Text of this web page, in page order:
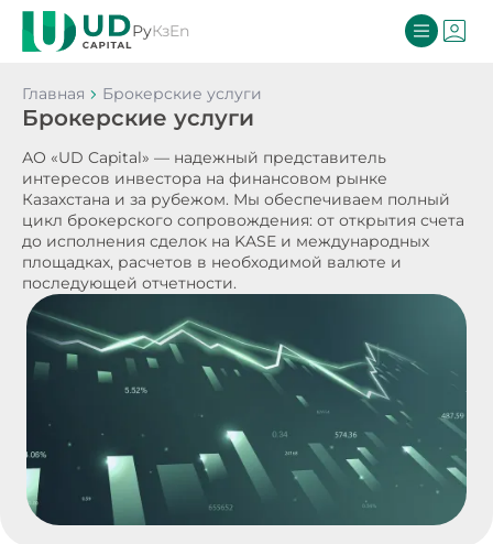
РуКзEn
Главная Брокерские услуги
Брокерские услуги
АО «UD Capital» — надежный представитель
интересов инвестора на финансовом рынке
Казахстана и за рубежом. Мы обеспечиваем полный
цикл брокерского сопровождения: от открытия счета
до исполнения сделок на KASE и международных
площадках, расчетов в необходимой валюте и
последующей отчетности.